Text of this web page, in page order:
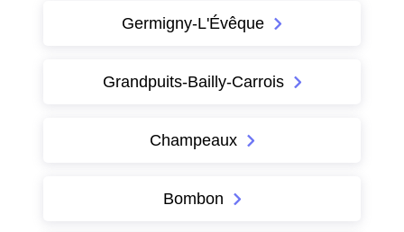
Germigny-L'Évêque
Grandpuits-Bailly-Carrois
Champeaux
Bombon